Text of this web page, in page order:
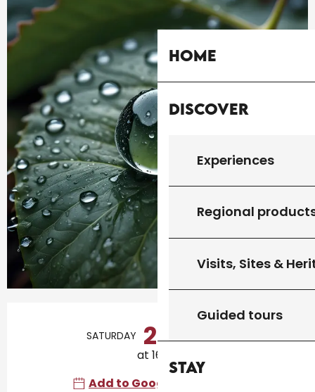
Home
Discover
Experiences
Regional
Visits, Sites &
Guided tours
Stay
Opening hours & contact details
SATURDAY 26
at 16:00
Add to Google Calendar